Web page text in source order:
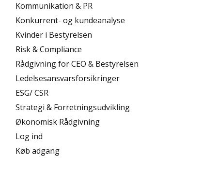
Kommunikation & PR
Konkurrent- og kundeanalyse
Kvinder i Bestyrelsen
Risk & Compliance
Rådgivning for CEO & Bestyrelsen
Ledelsesansvarsforsikringer
ESG/ CSR
Strategi & Forretningsudvikling
Økonomisk Rådgivning
Log ind
Køb adgang